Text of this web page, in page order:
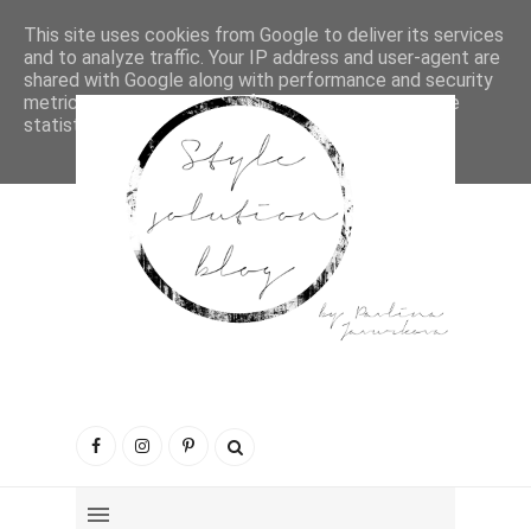
This site uses cookies from Google to deliver its services
and to analyze traffic. Your IP address and user-agent are
shared with Google along with performance and security
metrics to ensure quality of service, generate usage
statistics, and to detect and address abuse.
LEARN MORE GOT IT